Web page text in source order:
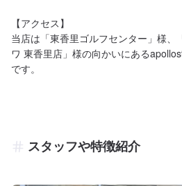
【アクセス】
当店は「東香里ゴルフセンター」様
ワ 東香里店」様の向かいにある
です。
スタッフや特徴紹介